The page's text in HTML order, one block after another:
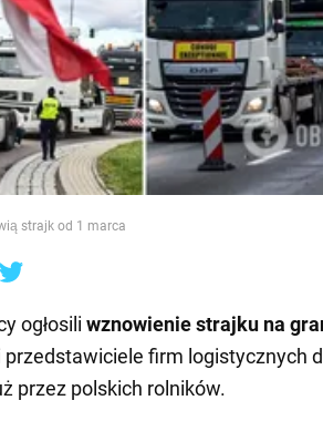
strajk od 1 marca
ogłosili wznowienie strajku na
przedstawiciele firm logistycznych
przez polskich rolników.